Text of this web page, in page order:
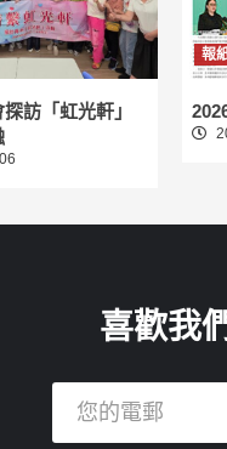
訪「虹光軒」
報
喜歡我